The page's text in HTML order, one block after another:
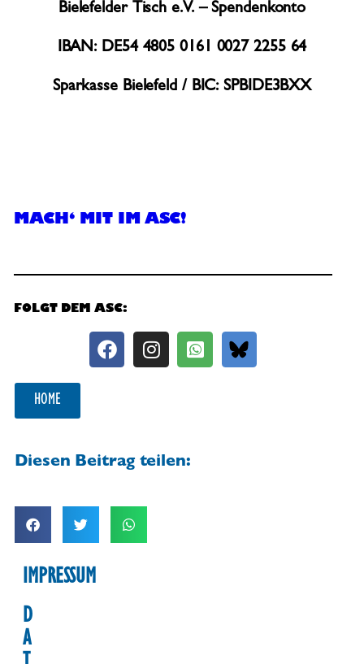
Bielefelder Tisch e.V. – Spendenkonto
IBAN: DE54 4805 0161 0027 2255 64
Sparkasse Bielefeld / BIC: SPBIDE3BXX
MACH‘ MIT IM ASC!
FOLGT DEM ASC:
HOME
Diesen Beitrag teilen:
IMPRESSUM
D
A